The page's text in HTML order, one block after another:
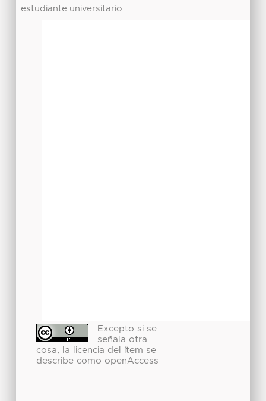
estudiante universitario
Excepto si se
señala otra
cosa, la licencia del ítem se
describe como openAccess